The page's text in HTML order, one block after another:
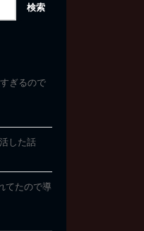
ぎるので
した話
てたので導